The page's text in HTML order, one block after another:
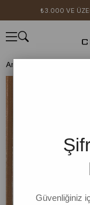
₺3.000 VE ÜZERİ
Anasayfa
Güvenliğiniz